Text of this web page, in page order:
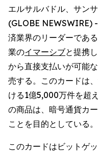
エルサルバドル、サン
(GLOBE NEWSWIRE)
済業界のリーダーであ
業のイマーシブと提携
から直接支払いが可能
売する。このカードは
ける1億5,000万件を超
の商品は、暗号通貨カ
ことを目的としている。
このカードはビットゲ